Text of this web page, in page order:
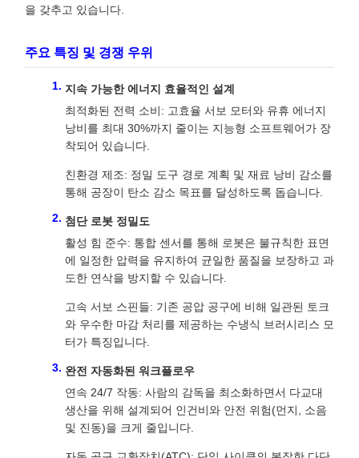
을 갖추고 있습니다.
주요 특징 및 경쟁 우위
지속 가능한 에너지 효율적인 설계
최적화된 전력 소비: 고효율 서보 모터와 유휴 에너지
낭비를 최대 30%까지 줄이는 지능형 소프트웨어가 장
착되어 있습니다.
친환경 제조: 정밀 도구 경로 계획 및 재료 낭비 감소를
통해 공장이 탄소 감소 목표를 달성하도록 돕습니다.
첨단 로봇 정밀도
활성 힘 준수: 통합 센서를 통해 로봇은 불규칙한 표면
에 일정한 압력을 유지하여 균일한 품질을 보장하고 과
도한 연삭을 방지할 수 있습니다.
고속 서보 스핀들: 기존 공압 공구에 비해 일관된 토크
와 우수한 마감 처리를 제공하는 수냉식 브러시리스 모
터가 특징입니다.
완전 자동화된 워크플로우
연속 24/7 작동: 사람의 감독을 최소화하면서 다교대
생산을 위해 설계되어 인건비와 안전 위험(먼지, 소음
및 진동)을 크게 줄입니다.